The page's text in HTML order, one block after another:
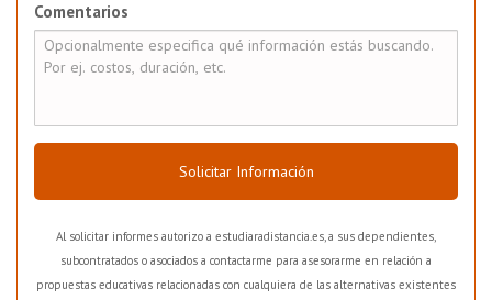
Comentarios
Solicitar Información
Al solicitar informes autorizo a estudiaradistancia.es, a sus dependientes,
subcontratados o asociados a contactarme para asesorarme en relación a
propuestas educativas relacionadas con cualquiera de las alternativas existentes